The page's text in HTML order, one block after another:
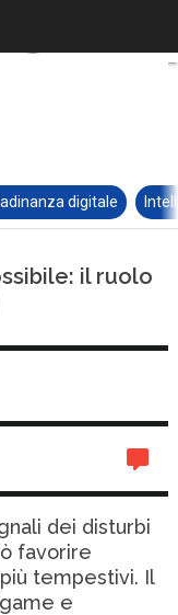
digitale
il ruolo
dei disturbi
favorire
tempestivi. Il
e